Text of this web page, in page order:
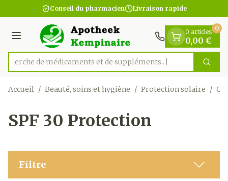
Aller au contenu
1 de 1
Conseil du pharmacien Livraison rapide
Menu
Rechercher
Recherche de médicaments
0 articles
0,00 €
0
Accueil / Beauté, soins et hygiène / Protection solaire /
SPF 30 Protection
Filtre